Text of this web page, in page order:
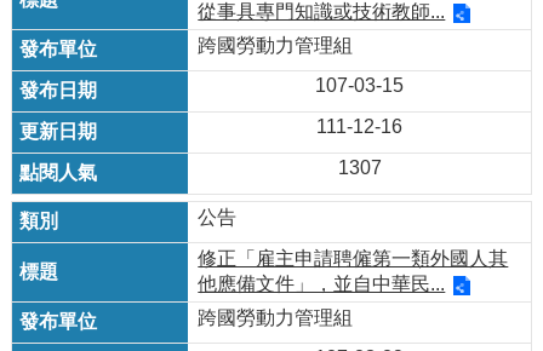
從事具專門知識或技術教師...
跨國勞動力管理組
107-03-15
111-12-16
1307
公告
修正「雇主申請聘僱第一類外國人其
他應備文件」，並自中華民...
跨國勞動力管理組